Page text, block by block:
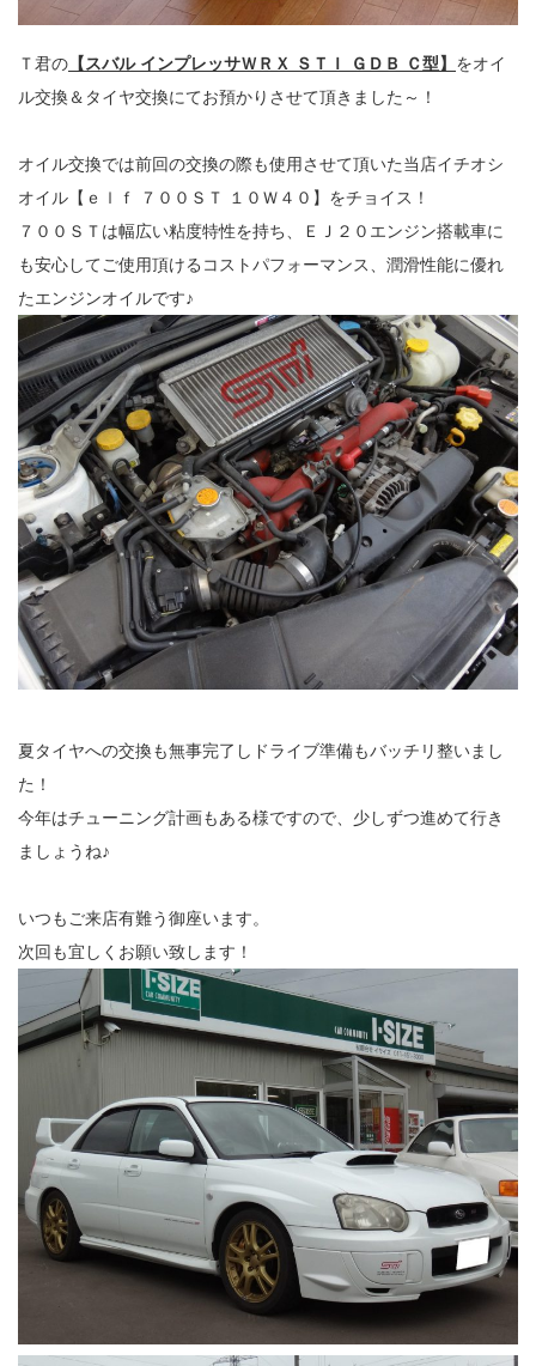
Ｔ君の 【スバル インプレッサＷＲＸ ＳＴＩ ＧＤＢ Ｃ型】 をオイ
ル交換＆タイヤ交換にてお預かりさせて頂きました～！
オイル交換では前回の交換の際も使用させて頂いた当店イチオシ
オイル【ｅｌｆ ７００ＳＴ １０Ｗ４０】をチョイス！
７００ＳＴは幅広い粘度特性を持ち、ＥＪ２０エンジン搭載車に
も安心してご使用頂けるコストパフォーマンス、潤滑性能に優れ
たエンジンオイルです♪
夏タイヤへの交換も無事完了しドライブ準備もバッチリ整いまし
た！
今年はチューニング計画もある様ですので、少しずつ進めて行き
ましょうね♪
いつもご来店有難う御座います。
次回も宜しくお願い致します！